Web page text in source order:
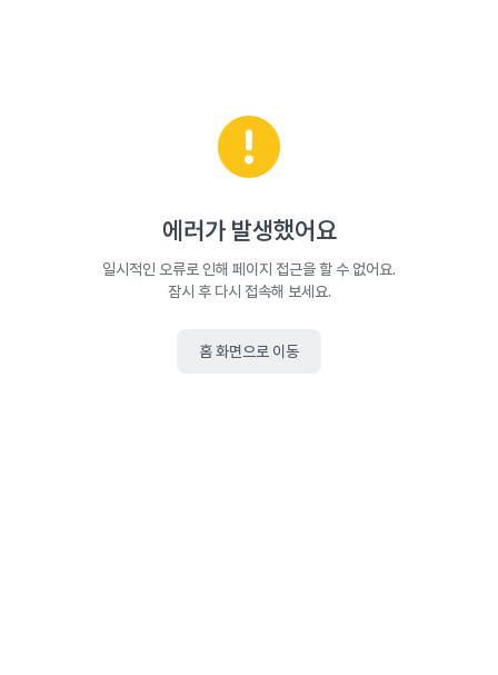
에러가 발생했어요
일시적인 오류로 인해 페이지 접근을 할 수 없어요.
잠시 후 다시 접속해 보세요.
홈 화면으로 이동